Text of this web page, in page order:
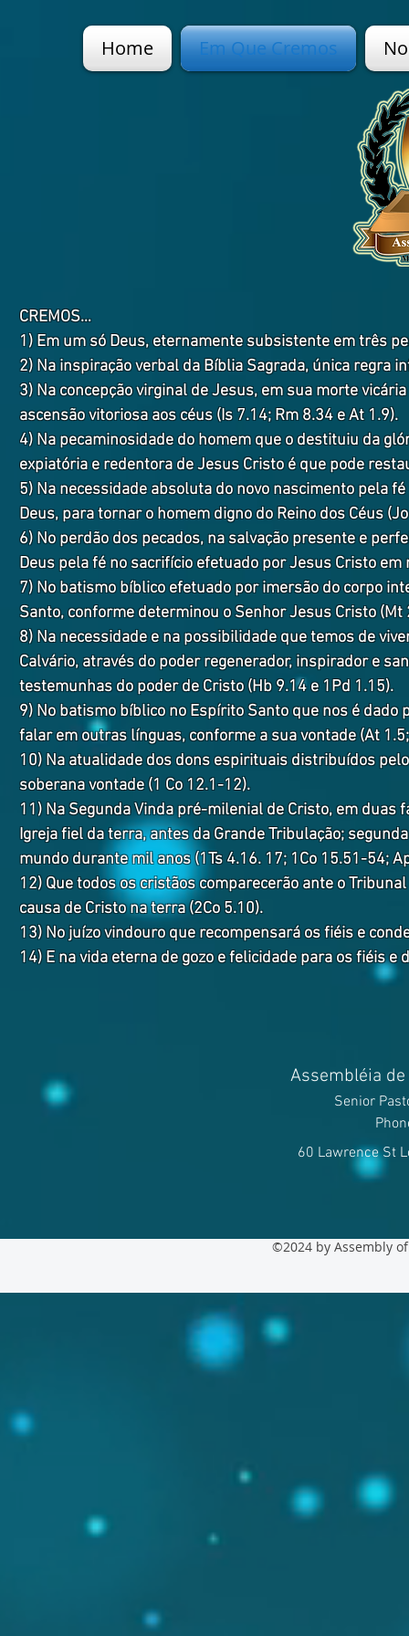
Home Em Que Cremos
CREMOS…
1) Em um só Deus, eternamente subsistente em três
2) Na inspiração verbal da Bíblia Sagrada, única regra
3) Na concepção virginal de Jesus, em sua morte
ascensão vitoriosa aos céus (Is 7.14; Rm 8.34 e At 1.9).
4) Na pecaminosidade do homem que o destituiu da
expiatória e redentora de Jesus Cristo é que pode
5) Na necessidade absoluta do novo nascimento pela
Deus, para tornar o homem digno do Reino dos Céus
6) No perdão dos pecados, na salvação presente e
Deus pela fé no sacrifício efetuado por Jesus Cristo
7) No batismo bíblico efetuado por imersão do corpo
Santo, conforme determinou o Senhor Jesus Cristo (Mt
8) Na necessidade e na possibilidade que temos de
Calvário, através do poder regenerador, inspirador e
testemunhas do poder de Cristo (Hb 9.14 e 1Pd 1.15).
9) No batismo bíblico no Espírito Santo que nos é dado
falar em outras línguas, conforme a sua vontade (At
10) Na atualidade dos dons espirituais distribuídos
soberana vontade (1 Co 12.1-12).
11) Na Segunda Vinda pré-milenial de Cristo, em
Igreja fiel da terra, antes da Grande Tribulação;
mundo durante mil anos (1Ts 4.16. 17; 1Co 15.51-54;
12) Que todos os cristãos comparecerão ante o
causa de Cristo na terra (2Co 5.10).
13) No juízo vindouro que recompensará os fiéis e
14) E na vida eterna de gozo e felicidade para os fiéis
Assembléia
Senior
60 Lawrence St
©2024 by Assembly